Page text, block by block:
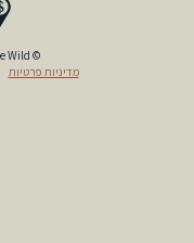
© Taste of the Wild כל הזכויות שמורות
מדיניות פרטיות